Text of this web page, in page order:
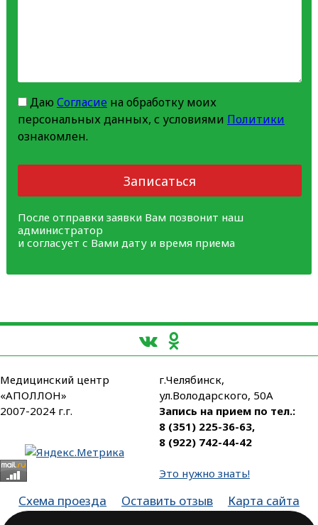
Даю Согласиена обработку моих
персональных данных, с условиями Политики
ознакомлен.
Записаться
После отправки заявки Вам позвонит наш
администратор
и согласует с Вами дату и время приема
Медицинский центр
«АПОЛЛОН»
2007-2024 г.г.
г.Челябинск,
ул.Володарского, 50А
Запись на прием по тел.:
8 (351) 225-36-63,
8 (922) 742-44-42
Это нужно знать!
Схема проезда Оставить отзыв
Карта сайта